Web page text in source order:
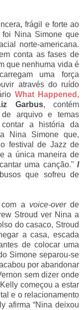
frágil e forte ao
foi Nina Simone que
norte-americana.
conta as fases de
que nenhuma vida é
uma força
através do ruído
What Happened,
Garbus, contém
de arquivo e temas
a história da
Nina Simone que,
festival de Jazz de
a única maneira de
uma canção." I
que sofreu de
a voice-overde
Stroud ver Nina a
do casaco, Stroud
a casa, escada
de colocar uma
Simone separou-se
por abandonar
sem dizer onde
começou a estar
e o relacionamento
afirma “Nina deixou